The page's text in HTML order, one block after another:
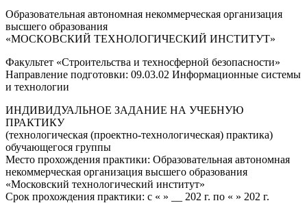
Образовательная автономная некоммерческая организация
высшего образования
«МОСКОВСКИЙ ТЕХНОЛОГИЧЕСКИЙ ИНСТИТУТ»
Факультет «Строительства и техносферной безопасности»
Направление подготовки: 09.03.02 Информационные системы
и технологии
ИНДИВИДУАЛЬНОЕ ЗАДАНИЕ НА УЧЕБНУЮ
ПРАКТИКУ
(технологическая (проектно-технологическая) практика)
обучающегося группы
Место прохождения практики: Образовательная автономная
некоммерческая организация высшего образования
«Московский технологический институт»
Срок прохождения практики: с « » __ 202 г. по « » 202 г.